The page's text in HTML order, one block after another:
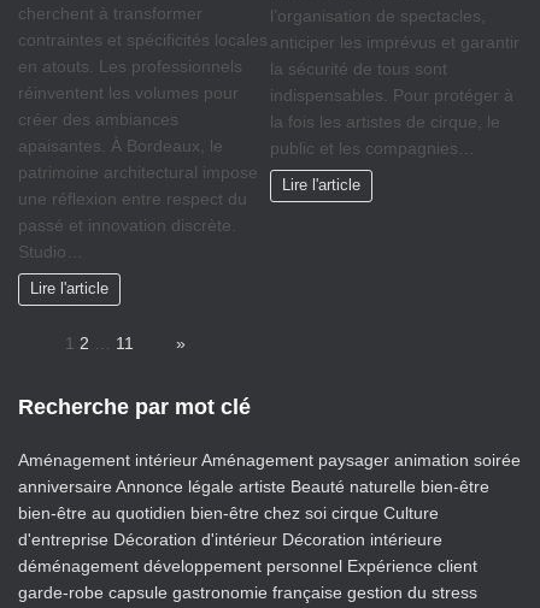
cherchent à transformer
contraintes et spécificités locales
en atouts. Les professionnels
réinventent les volumes pour
créer des ambiances
apaisantes. À Bordeaux, le
patrimoine architectural impose
une réflexion entre respect du
passé et innovation discrète.
Studio…
Lire l'article
l’organisation de spectacles,
anticiper les imprévus et garantir
la sécurité de tous sont
indispensables. Pour protéger à
la fois les artistes de cirque, le
public et les compagnies…
Lire l'article
1 2 11 »
Recherche par mot clé
Aménagement intérieurAménagement paysager animation soirée
anniversaire Annonce légale artiste Beauté naturelle bien-être
bien-être au quotidien bien-être chez soi cirque Culture
d'entreprise Décoration d'intérieur Décoration intérieure
déménagement développement personnel Expérience client
garde-robe capsule gastronomie française gestion du stress